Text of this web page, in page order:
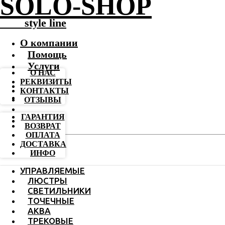
SOLO-SHOP
-------style line
О компании
Помощь
Услуги
О НАС
РЕКВИЗИТЫ
КОНТАКТЫ
ОТЗЫВЫ
ГАРАНТИЯ
ВОЗВРАТ
ОПЛАТА
ДОСТАВКА
ИНФО
УПРАВЛЯЕМЫЕ
ЛЮСТРЫ
СВЕТИЛЬНИКИ
ТОЧЕЧНЫЕ
АКВА
ТРЕКОВЫЕ